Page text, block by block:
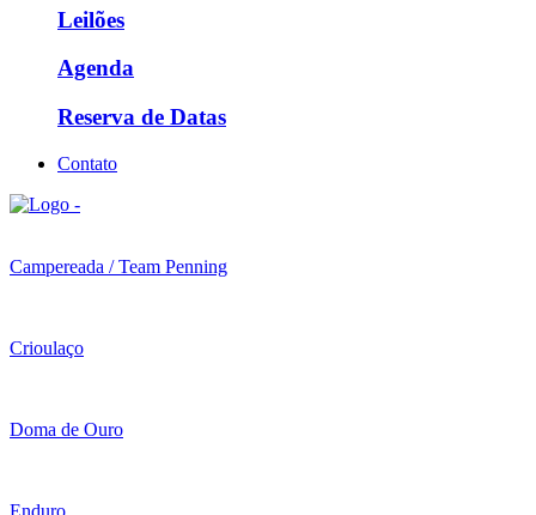
Leilões
Agenda
Reserva de Datas
Contato
Campereada / Team Penning
Crioulaço
Doma de Ouro
Enduro